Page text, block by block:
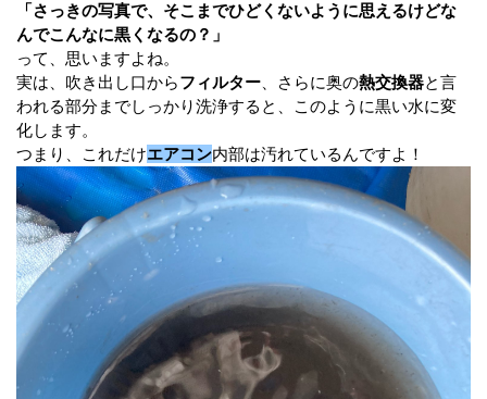
「さっきの写真で、そこまでひどくないように思えるけどな
んでこんなに黒くなるの？」
って、思いますよね。
実は、吹き出し口からフィルター 、さらに奥の熱交換器と言
われる部分までしっかり洗浄すると、このように黒い水に変
化します。
つまり、これだけエアコン内部は汚れているんですよ！